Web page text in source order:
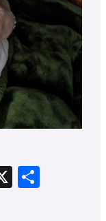
X Teilen